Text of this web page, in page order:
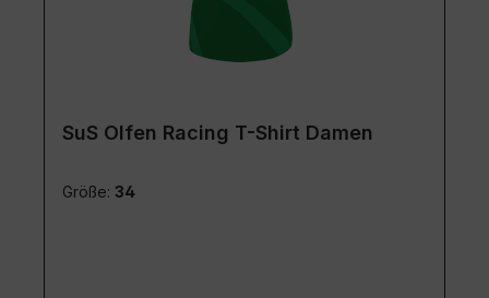
SuS Olfen Racing T-Shirt Damen
Größe: 34